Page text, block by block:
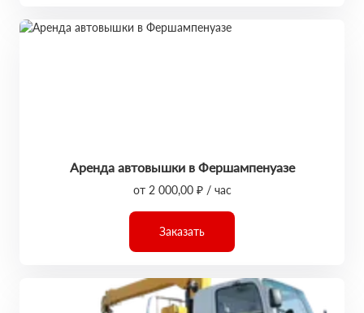
Аренда автовышки в Фершампенуазе
от 2 000,00 ₽ / час
Заказать